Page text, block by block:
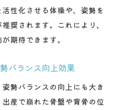
性化させる体操や、姿勢を
奨されます。これにより、
期待できます。
バランス向上効果
勢バランスの向上にも大き
産で崩れた骨盤や背骨の位